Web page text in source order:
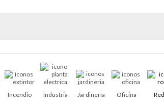
Incendio Industria Jardinería Oficina